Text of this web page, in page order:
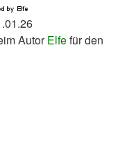
AutorElfefür den